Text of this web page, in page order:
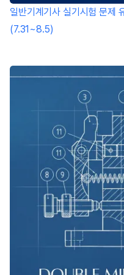
일반기계기사 실기시험 문제
(7.31~8.5)